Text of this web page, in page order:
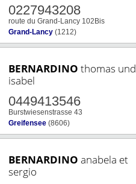
0227943208
route du Grand-Lancy 102Bis
Grand-Lancy (1212)
BERNARDINO thomas und
isabel
0449413546
Burstwiesenstrasse 43
Greifensee (8606)
BERNARDINO anabela et
sergio